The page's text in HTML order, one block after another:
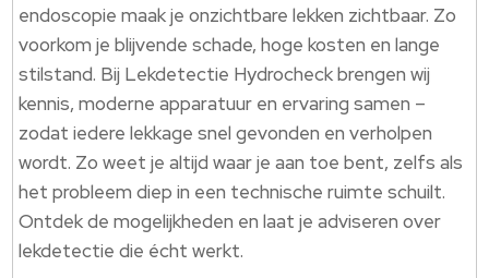
endoscopie maak je onzichtbare lekken zichtbaar. Zo
voorkom je blijvende schade, hoge kosten en lange
stilstand. Bij Lekdetectie Hydrocheck brengen wij
kennis, moderne apparatuur en ervaring samen –
zodat iedere lekkage snel gevonden en verholpen
wordt. Zo weet je altijd waar je aan toe bent, zelfs als
het probleem diep in een technische ruimte schuilt.
Ontdek de mogelijkheden en laat je adviseren over
lekdetectie die écht werkt.